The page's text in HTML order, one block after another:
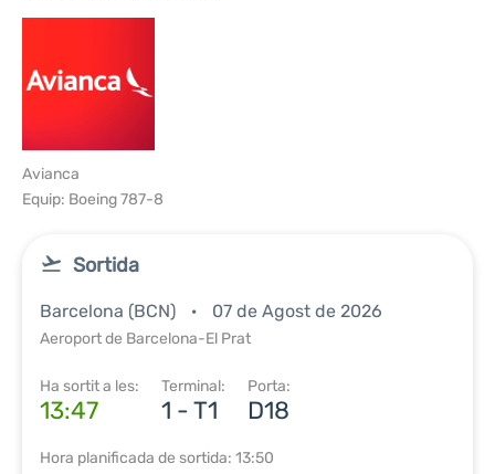
Avianca
Equip: Boeing 787-8
Sortida
Barcelona (BCN) 07 de Agost de 2026
Aeroport de Barcelona-El Prat
Ha sortit a les:
13:47
Terminal:
1 - T1
Porta:
D18
Hora planificada de sortida: 13:50